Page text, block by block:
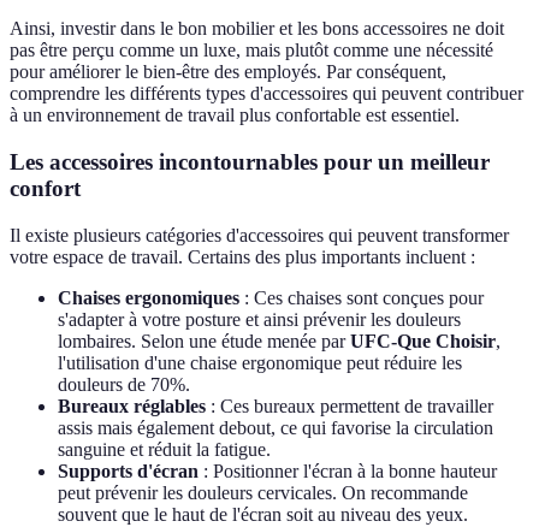
Ainsi, investir dans le bon mobilier et les bons accessoires ne doit
pas être perçu comme un luxe, mais plutôt comme une nécessité
pour améliorer le bien-être des employés. Par conséquent,
comprendre les différents types d'accessoires qui peuvent contribuer
à un environnement de travail plus confortable est essentiel.
Les accessoires incontournables pour un meilleur
confort
Il existe plusieurs catégories d'accessoires qui peuvent transformer
votre espace de travail. Certains des plus importants incluent :
Chaises ergonomiques : Ces chaises sont conçues pour
s'adapter à votre posture et ainsi prévenir les douleurs
lombaires. Selon une étude menée parUFC-Que Choisir,
l'utilisation d'une chaise ergonomique peut réduire les
douleurs de 70%.
Bureaux réglables : Ces bureaux permettent de travailler
assis mais également debout, ce qui favorise la circulation
sanguine et réduit la fatigue.
Supports d'écran : Positionner l'écran à la bonne hauteur
peut prévenir les douleurs cervicales. On recommande
souvent que le haut de l'écran soit au niveau des yeux.